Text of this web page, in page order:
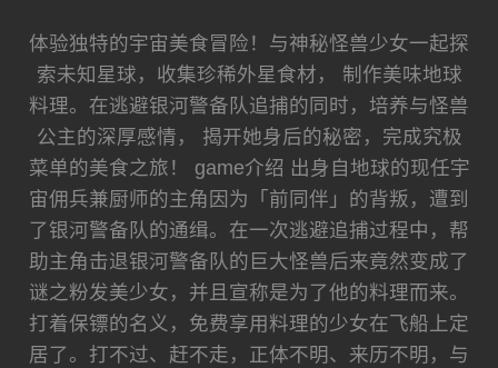
体验独特的宇宙美食冒险！与神秘怪兽少女一起探
索未知星球，收集珍稀外星食材， 制作美味地球
料理。在逃避银河警备队追捕的同时，培养与怪兽
公主的深厚感情， 揭开她身后的秘密，完成究极
菜单的美食之旅！ game介绍 出身自地球的现任宇
宙佣兵兼厨师的主角因为「前同伴」的背叛，遭到
了银河警备队的通缉。在一次逃避追捕过程中，帮
助主角击退银河警备队的巨大怪兽后来竟然变成了
谜之粉发美少女，并且宣称是为了他的料理而来。
打着保镖的名义，免费享用料理的少女在飞船上定
居了。打不过、赶不走，正体不明、来历不明，与